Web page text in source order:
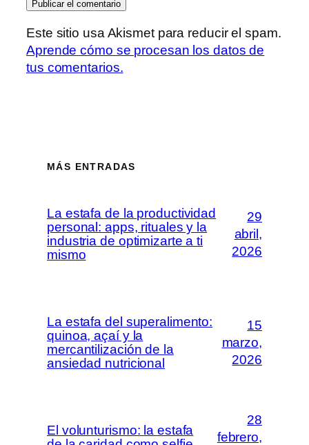
Este sitio usa Akismet para reducir el spam.
Aprende cómo se procesan los datos de
tus comentarios.
MÁS ENTRADAS
La estafa de la productividad
personal: apps, rituales y la
industria de optimizarte a ti
mismo
29
abril,
2026
La estafa del superalimento:
quinoa, açaí y la
mercantilización de la
ansiedad nutricional
15
marzo,
2026
El volunturismo: la estafa
28
febrero,